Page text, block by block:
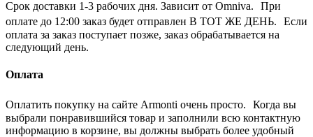
Срок доставки 1-3 рабочих дня. Зависит от Omniva. При
оплате до 12:00 заказ будет отправлен В ТОТ ЖЕ ДЕНЬ. Если
оплата за заказ поступает позже, заказ обрабатывается на
следующий день.
Оплата
Оплатить покупку на сайте Armonti очень просто. Когда вы
выбрали понравившийся товар и заполнили всю контактную
информацию в корзине, вы должны выбрать более удобный